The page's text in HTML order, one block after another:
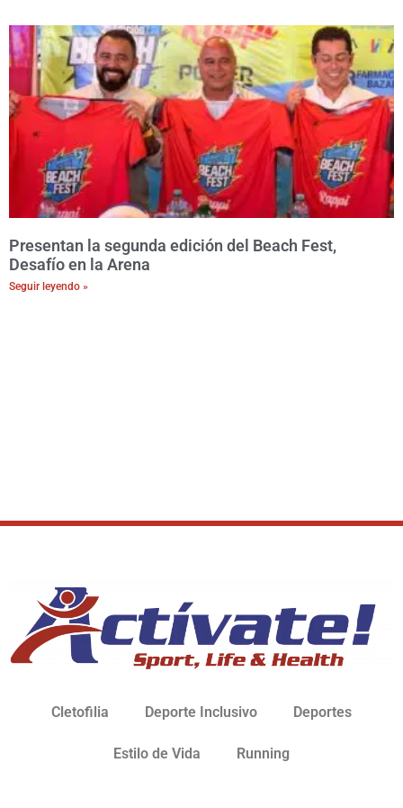
Presentan la segunda edición del Beach Fest,
Desafío en la Arena
Seguir leyendo »
Cletofilia Deporte Inclusivo Deportes
Estilo de Vida Running